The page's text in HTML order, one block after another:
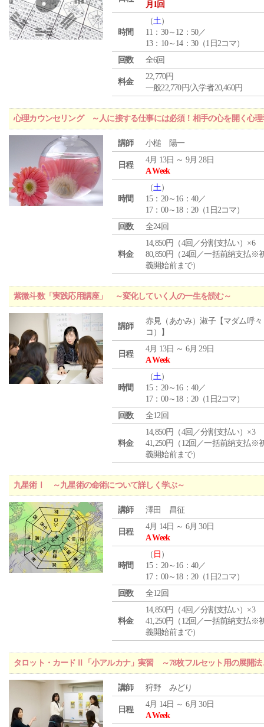
月1回
時間
（土）
11：30～12：50／
13：10～14：30（1日2コマ）
回数
全6回
料金
22,770円
一般22,770円/入学者20,460円
心理カウンセリング ～人に接する仕事には必須！相手の心を開く心理
講師 小槌 陽一
日程
4月 13日 ～ 9月 28日
A Week
時間
（土）
15：20～16：40／
17：00～18：20（1日2コマ）
回数
全24回
料金
14,850円（4回／分割支払い）×6
80,850円（24回／一括前納支払※
義開始前まで）
紫微斗数「実践応用講座」 ～変化していく人の一生を読む～
講師
赤見（あかみ）淑子【マダム呼々
コ）】
日程
4月 13日 ～ 6月 29日
A Week
時間
（土）
15：20～16：40／
17：00～18：20（1日2コマ）
回数
全12回
料金
14,850円（4回／分割支払い）×3
41,250円（12回／一括前納支払※
義開始前まで）
九星術Ⅰ ～九星術の命術について詳しく学ぶ～
講師 澤田 昌征
日程
4月 14日 ～ 6月 30日
A Week
時間
（ 日 ）
15：20～16：40／
17：00～18：20（1日2コマ）
回数
全12回
料金
14,850円（4回／分割支払い）×3
41,250円（12回／一括前納支払※
義開始前まで）
タロット・カードⅡ「小アルカナ」実習 ～78枚フルセット用の展開法
講師 狩野 みどり
日程
4月 14日 ～ 6月 30日
A Week